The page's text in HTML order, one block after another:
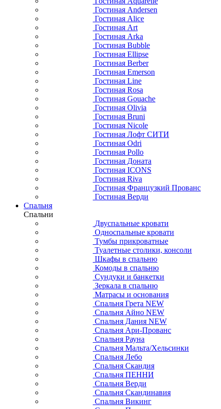
Гостиная Andersen
Гостиная Alice
Гостиная Art
Гостиная Arka
Гостиная Bubble
Гостиная Ellipse
Гостиная Berber
Гостиная Emerson
Гостиная Line
Гостиная Rosa
Гостиная Gouache
Гостиная Olivia
Гостиная Bruni
Гостиная Nicole
Гостиная Лофт СИТИ
Гостиная Odri
Гостиная Pollo
Гостиная Доната
Гостиная ICONS
Гостиная Riva
Гостиная Французкий Прованс
Гостиная Верди
Спальня
Спальни
Двуспальные кровати
Односпальные кровати
Тумбы прикроватные
Туалетные столики, консоли
Шкафы в спальню
Комоды в спальню
Сундуки и банкетки
Зеркала в спальню
Матрасы и основания
Спальня Грета NEW
Спальня Айно NEW
Спальня Дания NEW
Спальня Ари-Прованс
Спальня Рауна
Спальня Мальта/Хельсинки
Спальня Лебо
Спальня Скандия
Спальня ПЕННИ
Спальня Верди
Спальня Скандинавия
Спальня Викинг